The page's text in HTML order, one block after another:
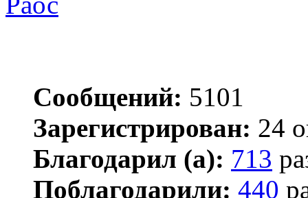
Сообщений: 5101
Зарегистрирован: 24
Благодарил (а): 713
Поблагодарили: 440